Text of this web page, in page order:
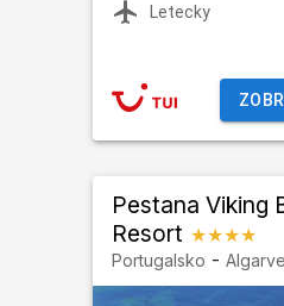
Letecky
Pestana Viking
Resort ★★★★
Portugalsko - Algarve